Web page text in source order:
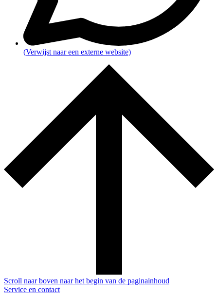
(Verwijst naar een externe website)
Scroll naar boven naar het begin van de paginainhoud
Service en contact